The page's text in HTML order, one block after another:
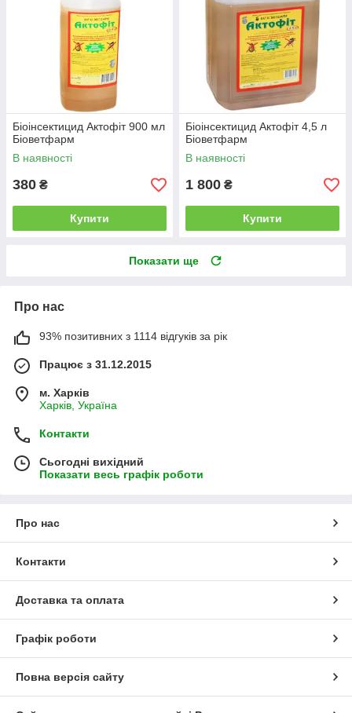
Біоінсектицид Актофіт 900 мл
Біоветфарм
В наявності
380 ₴
Купити
Біоінсектицид Актофіт 4,5 л
Біоветфарм
В наявності
1 800 ₴
Купити
Показати ще
Про нас
93% позитивних з 1114 відгуків за рік
Працює з 31.12.2015
м. Харків
Харків, Україна
Контакти
Сьогодні вихідний
Показати весь графік роботи
Про нас
Контакти
Доставка та оплата
Графік роботи
Повна версія сайту